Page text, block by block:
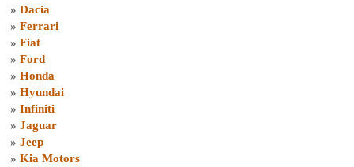
» Dacia
» Ferrari
» Fiat
» Ford
» Honda
» Hyundai
» Infiniti
» Jaguar
» Jeep
» Kia Motors